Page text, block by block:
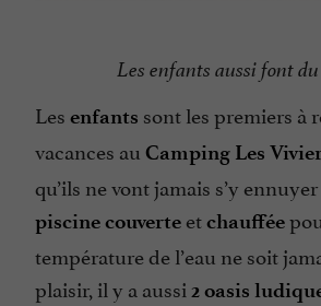
Les enfants aussi font
Les enfants sont les premiers à
vacances au Camping Les
qu’ils ne vont jamais s’y
piscine couverte etchauffée
température de l’eau ne soit
plaisir, il y a aussi 2 oasis